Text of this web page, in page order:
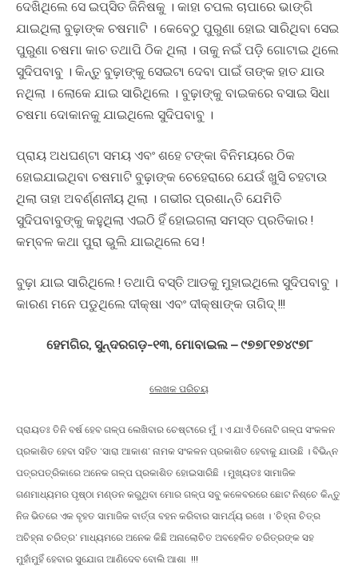
ଦେଖିଥିଲେ ସେ ଇପ୍ସିତ ଜିନିଷକୁ । କାହା ଚପଲ ଚାପାରେ ଭାଙ୍ଗି
ଯାଇଥିଲା ବୁଢ଼ାଙ୍କ ଚଷମାଟି । କେବେଠୁ ପୁରୁଣା ହୋଇ ସାରିଥିବା ସେଇ
ପୁରୁଣା ଚଷମା କାଚ ତଥାପି ଠିକ ଥିଲା । ତାକୁ ନଇଁ ପଡ଼ି ଗୋଟାଇ ଥିଲେ
ସୁଦିପବାବୁ । କିନ୍ତୁ ବୁଢ଼ାଙ୍କୁ ସେଇଟା ଦେବା ପାଇଁ ତାଙ୍କ ହାତ ଯାଉ
ନଥିଲା । ଲୋକେ ଯାଇ ସାରିଥିଲେ । ବୁଢ଼ାଙ୍କୁ ବାଇକରେ ବସାଇ ସିଧା
ଚଷମା ଦୋକାନକୁ ଯାଇଥିଲେ ସୁଦିପବାବୁ ।
ପ୍ରାୟ ଅଧଘଣ୍ଟା ସମୟ ଏବଂ ଶହେ ଟଙ୍କା ବିନିମୟରେ ଠିକ
ହୋଇଯାଇଥିବା ଚଷମାଟି ବୁଢ଼ାଙ୍କ ଚେହେରାରେ ଯେଉଁ ଖୁସି ଚହଟାଉ
ଥିଲା ତାହା ଅବର୍ଣ୍ଣନୀୟ ଥିଲା । ଗଭୀର ପ୍ରଶାନ୍ତି ଯେମିତି
ସୁଦିପବାବୁଙ୍କୁ କହୁଥିଲା ଏଇଠି ହିଁ ହୋଇଗଲା ସମସ୍ତ ପ୍ରତିକାର !
କମ୍ବଳ କଥା ପୁରା ଭୁଲି ଯାଇଥିଲେ ସେ !
ବୁଢ଼ା ଯାଇ ସାରିଥିଲେ ! ତଥାପି ବସ୍ତି ଆଡକୁ ମୁହାଇଥିଲେ ସୁଦିପବାବୁ ।
କାରଣ ମନେ ପଡୁଥିଲେ ଦୀକ୍ଷା ଏବଂ ଦୀକ୍ଷାଙ୍କ ତାଗିଦ୍ !!!
ହେମଗିର, ସୁନ୍ଦରଗଡ଼-୧୩, ମୋବାଇଲ – ୯୭୭୮୧୭୪୯୭୮
ଲେଖକ ପରିଚୟ
ପ୍ରାୟତଃ ତିନି ବର୍ଷ ହେବ ଗଳ୍ପ ଲେଖିବାର ଚେଷ୍ଟାରେ ମୁଁ । ଏ ଯାଏଁ ତିନୋଟି ଗଳ୍ପ ସଂକଳନ
ପ୍ରକାଶିତ ହେବା ସହିତ ‘ସାରା ଆକାଶ’ ନାମକ ସଂକଳନ ପ୍ରକାଶିତ ହେବାକୁ ଯାଉଛି । ବିଭିନ୍ନ
ପତ୍ରପତ୍ରିକାରେ ଅନେକ ଗଳ୍ପ ପ୍ରକାଶିତ ହୋଇସାରିଛି । ମୁଖ୍ୟତଃ ସାମାଜିକ
ଗଣମାଧ୍ୟମର ପୃଷ୍ଠା ମଣ୍ଡନ କରୁଥିବା ମୋର ଗଳ୍ପ ସବୁ କଳେବରରେ ଛୋଟ ନିଶ୍ଚେ କିନ୍ତୁ
ନିଜ ଭିତରେ ଏକ ବୃହତ ସାମାଜିକ ବାର୍ତ୍ତା ବହନ କରିବାର ସାମର୍ଥ୍ୟ ରଖେ । ‘ଚିହ୍ନା ଚିତ୍ର
ଅଚିହ୍ନା ଚରିତ୍ର’ ମାଧ୍ୟମରେ ଅନେକ କିଛି ଅନାଲୋଚିତ ଅବହେଳିତ ଚରିତ୍ରଙ୍କ ସହ
ମୁହାଁମୁହିଁ ହେବାର ସୁଯୋଗ ଆଣିଦେବ ବୋଲି ଆଶା !!!